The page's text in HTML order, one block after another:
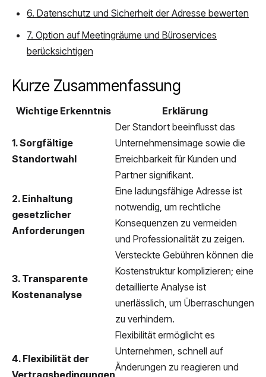
6. Datenschutz und Sicherheit der Adresse bewerten
7. Option auf Meetingräume und Büroservices
berücksichtigen
Kurze Zusammenfassung
Wichtige Erkenntnis Erklärung
1. Sorgfältige
Standortwahl
Der Standort beeinflusst das
Unternehmensimage sowie die
Erreichbarkeit für Kunden und
Partner signifikant.
2. Einhaltung
gesetzlicher
Anforderungen
Eine ladungsfähige Adresse ist
notwendig, um rechtliche
Konsequenzen zu vermeiden
und Professionalität zu zeigen.
3. Transparente
Kostenanalyse
Versteckte Gebühren können die
Kostenstruktur komplizieren; eine
detaillierte Analyse ist
unerlässlich, um Überraschungen
zu verhindern.
4. Flexibilität der
Vertragsbedingungen
Flexibilität ermöglicht es
Unternehmen, schnell auf
Änderungen zu reagieren und